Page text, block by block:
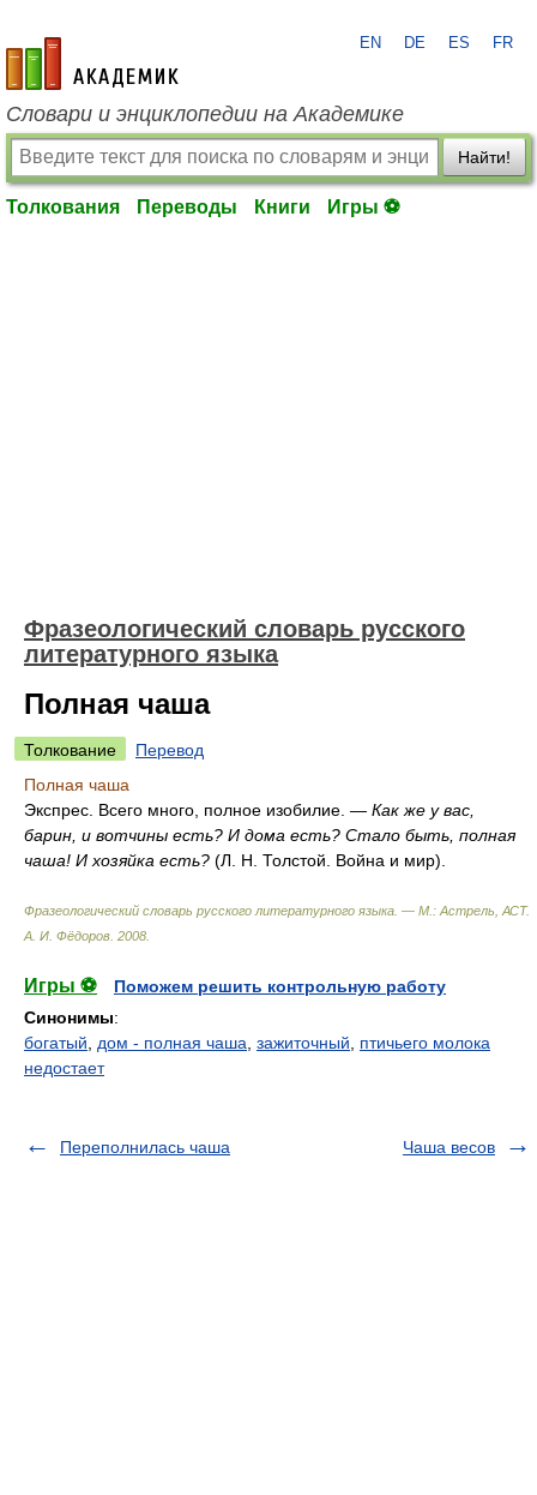
academic.ru
EN DE ES FR
Словари и энциклопедии на Академике
Найти!
Толкования Переводы Книги Игры ⚽
Фразеологический словарь русского
литературного языка
Полная чаша
Толкование
Перевод
Полная чаша
Экспрес. Всего много, полное изобилие. — Как же у вас,
барин, и вотчины есть? И дома есть? Стало быть, полная
чаша! И хозяйка есть? (Л. Н. Толстой. Война и мир).
Фразеологический словарь русского литературного языка. — М.: Астрель, АСТ.
А. И. Фёдоров 2008
Игры ⚽
Поможем решить контрольную работу
Синонимы:
богатый
дом - полная чаша зажиточный
птичьего молока
недостает
Переполнилась чаша Чаша весов